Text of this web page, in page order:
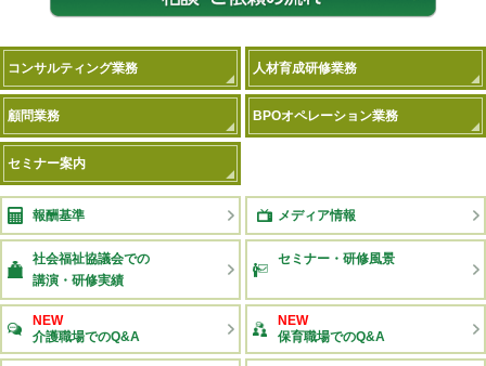
コンサルティング業務 人材育成研修業務
顧問業務 BPOオペレーション業務
セミナー案内
報酬基準 メディア情報
社会福祉協議会での
講演・研修実績
セミナー・研修風景
NEW
介護職場でのQ&A
NEW
保育職場でのQ&A